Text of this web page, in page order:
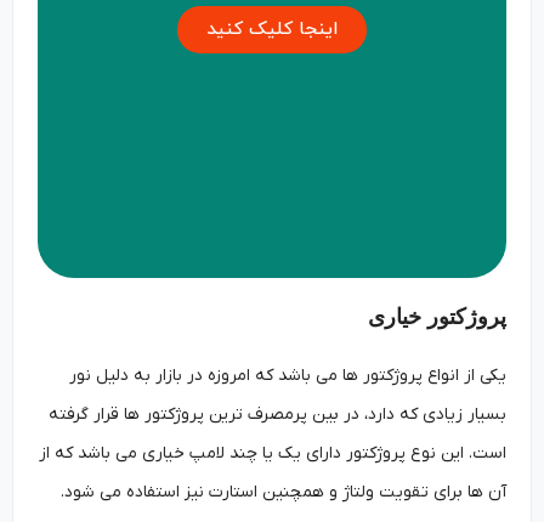
اینجا کلیک کنید
پروژکتور خیاری
یکی از انواع پروژکتور ها می باشد که امروزه در بازار به دلیل نور
بسیار زیادی که دارد، در بین پرمصرف ترین پروژکتور ها قرار گرفته
است. این نوع پروژکتور دارای یک یا چند لامپ خیاری می باشد که از
آن ها برای تقویت ولتاژ و همچنین استارت نیز استفاده می شود.